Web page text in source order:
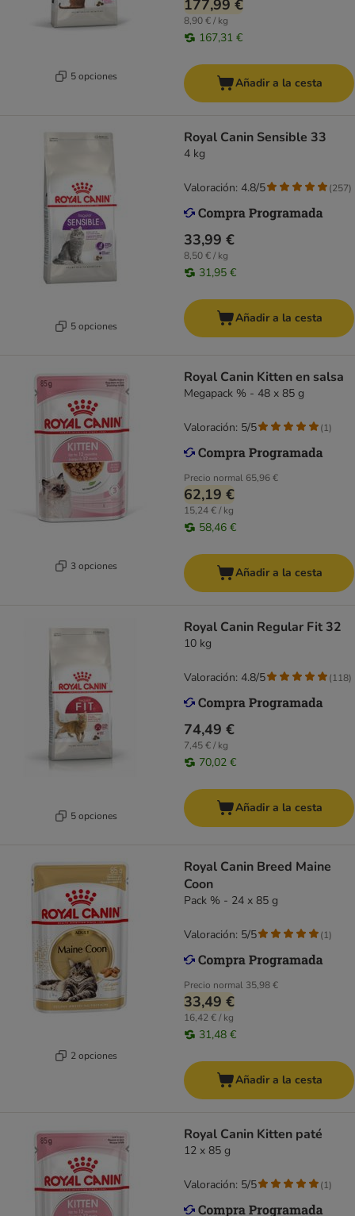
5 opciones
177,99 €
8,90 € / kg
167,31 €
Añadir a la cesta
5 opciones
Royal Canin Sensible 33
4 kg
33,99 €
8,50 € / kg
31,95 €
Valoración: 4.8/5 (257)
Añadir a la cesta
3 opciones
Royal Canin Kitten en salsa
Megapack % - 48 x 85 g
Precio normal 65,96 €
62,19 €
15,24 € / kg
58,46 €
Valoración: 5/5 (1)
Añadir a la cesta
5 opciones
Royal Canin Regular Fit 32
10 kg
74,49 €
7,45 € / kg
70,02 €
Valoración: 4.8/5 (118)
Añadir a la cesta
2 opciones
Royal Canin Breed Maine
Coon
Pack % - 24 x 85 g
Precio normal 35,98 €
33,49 €
16,42 € / kg
31,48 €
Valoración: 5/5 (1)
Añadir a la cesta
Royal Canin Kitten paté
12 x 85 g
Valoración: 5/5 (1)